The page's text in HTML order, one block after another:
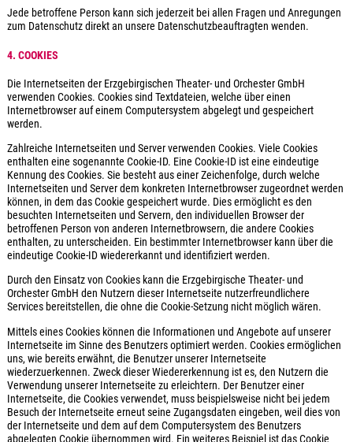
Jede betroffene Person kann sich jederzeit bei allen Fragen und Anregungen
zum Datenschutz direkt an unsere Datenschutzbeauftragten wenden.
4. COOKIES
Die Internetseiten der Erzgebirgischen Theater- und Orchester GmbH
verwenden Cookies. Cookies sind Textdateien, welche über einen
Internetbrowser auf einem Computersystem abgelegt und gespeichert
werden.
Zahlreiche Internetseiten und Server verwenden Cookies. Viele Cookies
enthalten eine sogenannte Cookie-ID. Eine Cookie-ID ist eine eindeutige
Kennung des Cookies. Sie besteht aus einer Zeichenfolge, durch welche
Internetseiten und Server dem konkreten Internetbrowser zugeordnet werden
können, in dem das Cookie gespeichert wurde. Dies ermöglicht es den
besuchten Internetseiten und Servern, den individuellen Browser der
betroffenen Person von anderen Internetbrowsern, die andere Cookies
enthalten, zu unterscheiden. Ein bestimmter Internetbrowser kann über die
eindeutige Cookie-ID wiedererkannt und identifiziert werden.
Durch den Einsatz von Cookies kann die Erzgebirgische Theater- und
Orchester GmbH den Nutzern dieser Internetseite nutzerfreundlichere
Services bereitstellen, die ohne die Cookie-Setzung nicht möglich wären.
Mittels eines Cookies können die Informationen und Angebote auf unserer
Internetseite im Sinne des Benutzers optimiert werden. Cookies ermöglichen
uns, wie bereits erwähnt, die Benutzer unserer Internetseite
wiederzuerkennen. Zweck dieser Wiedererkennung ist es, den Nutzern die
Verwendung unserer Internetseite zu erleichtern. Der Benutzer einer
Internetseite, die Cookies verwendet, muss beispielsweise nicht bei jedem
Besuch der Internetseite erneut seine Zugangsdaten eingeben, weil dies von
der Internetseite und dem auf dem Computersystem des Benutzers
abgelegten Cookie übernommen wird. Ein weiteres Beispiel ist das Cookie